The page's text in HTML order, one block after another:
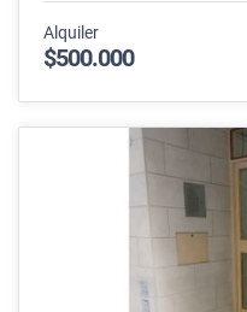
Alquiler
$500.000